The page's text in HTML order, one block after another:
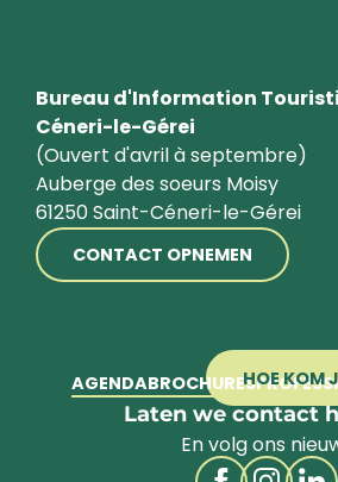
Bureau d'Information
Céneri-le-Gérei
(Ouvert d'avril à septembre)
Auberge des soeurs Moisy
61250 Saint-Céneri-le-Gérei
CONTACT OPNEMEN
HOE KOM
AGENDABROCHURES
Laten we contact
En volg ons